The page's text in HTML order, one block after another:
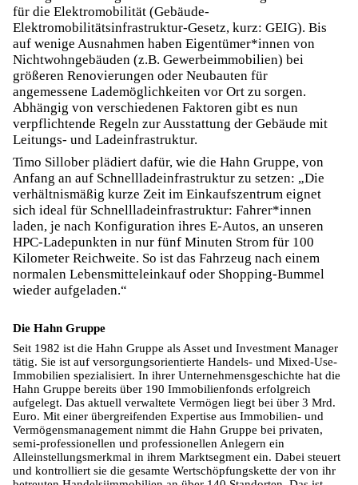
für die Elektromobilität (Gebäude-
Elektromobilitätsinfrastruktur-Gesetz, kurz: GEIG). Bis
auf wenige Ausnahmen haben Eigentümer*innen von
Nichtwohngebäuden (z.B. Gewerbeimmobilien) bei
größeren Renovierungen oder Neubauten für
angemessene Lademöglichkeiten vor Ort zu sorgen.
Abhängig von verschiedenen Faktoren gibt es nun
verpflichtende Regeln zur Ausstattung der Gebäude mit
Leitungs- und Ladeinfrastruktur.
Timo Sillober plädiert dafür, wie die Hahn Gruppe, von
Anfang an auf Schnellladeinfrastruktur zu setzen: „Die
verhältnismäßig kurze Zeit im Einkaufszentrum eignet
sich ideal für Schnellladeinfrastruktur: Fahrer*innen
laden, je nach Konfiguration ihres E-Autos, an unseren
HPC-Ladepunkten in nur fünf Minuten Strom für 100
Kilometer Reichweite. So ist das Fahrzeug nach einem
normalen Lebensmitteleinkauf oder Shopping-Bummel
wieder aufgeladen.“
Die Hahn Gruppe
Seit 1982 ist die Hahn Gruppe als Asset und Investment Manager
tätig. Sie ist auf versorgungsorientierte Handels- und Mixed-Use-
Immobilien spezialisiert. In ihrer Unternehmensgeschichte hat die
Hahn Gruppe bereits über 190 Immobilienfonds erfolgreich
aufgelegt. Das aktuell verwaltete Vermögen liegt bei über 3 Mrd.
Euro. Mit einer übergreifenden Expertise aus Immobilien- und
Vermögensmanagement nimmt die Hahn Gruppe bei privaten,
semi-professionellen und professionellen Anlegern ein
Alleinstellungsmerkmal in ihrem Marktsegment ein. Dabei steuert
und kontrolliert sie die gesamte Wertschöpfungskette der von ihr